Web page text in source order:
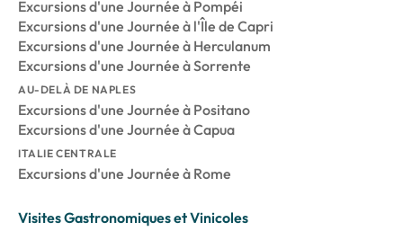
Excursions d'une Journée à Pompéi
Excursions d'une Journée à l'Île de Capri
Excursions d'une Journée à Herculanum
Excursions d'une Journée à Sorrente
AU-DELÀ DE NAPLES
Excursions d'une Journée à Positano
Excursions d'une Journée à Capua
ITALIE CENTRALE
Excursions d'une Journée à Rome
Visites Gastronomiques et Vinicoles